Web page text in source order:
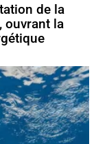
de la
ouvrant la